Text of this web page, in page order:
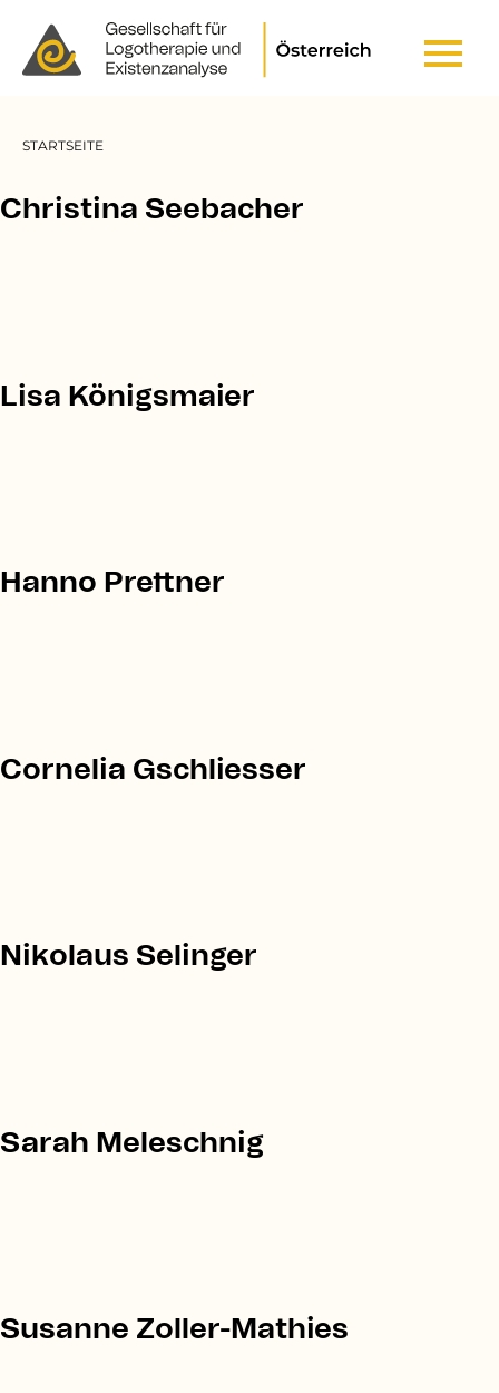
STARTSEITE
Christina Seebacher
Lisa Königsmaier
Hanno Prettner
Cornelia Gschliesser
Nikolaus Selinger
Sarah Meleschnig
Susanne Zoller-Mathies